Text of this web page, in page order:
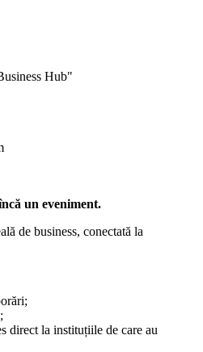
Hub"
un eveniment.
de business, conectată la
direct la instituțiile de care au